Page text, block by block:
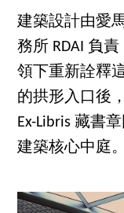
建築設計由愛
務所 RDAI 負
領下重新詮釋
的拱形入口後
Ex-Libris 藏書
建築核心中庭。